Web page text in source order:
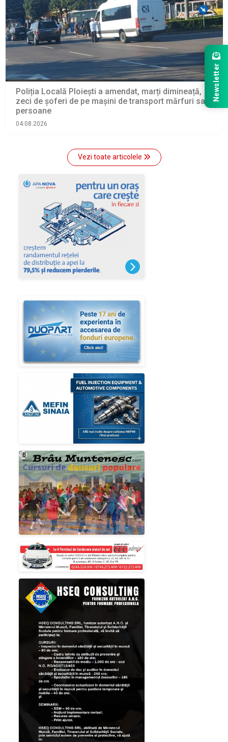
Poliția Locală Ploiești a amendat, marți dimineață,
zeci de șoferi de pe mașini de transport mărfuri sau
persoane
04.08.2026
Vezi toate articolele
Newsletter